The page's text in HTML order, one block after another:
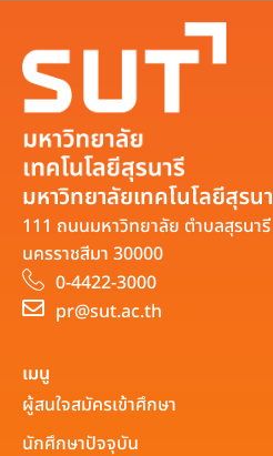
มหาวิทยาลัยเทคโนโลยีสุรน
111 ถนนมหาวิทยาลัย ตำบลสุรนา
นครราชสีมา 30000
0-4422-3000
pr@sut.ac.th
เมนู
ผู้สนใจสมัครเข้าศึกษา
นักศึกษาปัจจุบัน